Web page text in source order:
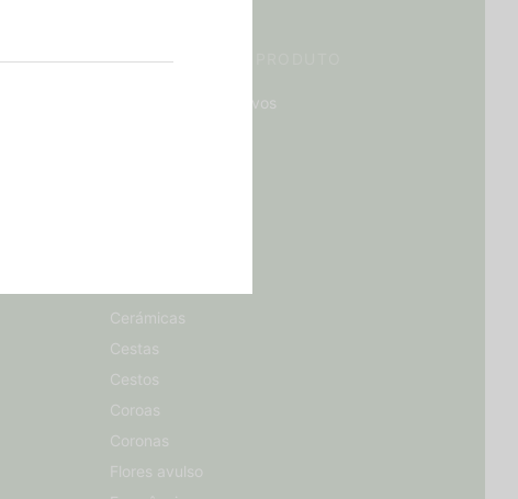
CATEGORIAS DE PRODUTO
Acessórios Decorativos
Cerámicas
Cestas
Cestos
Coroas
Coronas
Flores avulso